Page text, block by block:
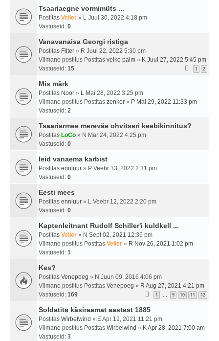
Tsaariaegne vormimüts ...
Postitas Veiler » L Juul 30, 2022 4:18 pm
Vastuseid: 0
Vanavanaisa Georgi ristiga
Postitas Filter » R Juul 22, 2022 5:30 pm
Viimane postitus Postitas veiko palm » K Juul 27, 2022 5:45 pm
Vastuseid: 15 1 2
Mis märk
Postitas Noor » L Mai 28, 2022 3:25 pm
Viimane postitus Postitas zenker » P Mai 29, 2022 11:33 pm
Vastuseid: 2
Tsaariarmee mereväe ohvitseri keebikinnitus?
Postitas LoCo » N Mär 24, 2022 4:25 pm
Vastuseid: 0
leid vanaema karbist
Postitas ennluur » P Veebr 13, 2022 2:31 pm
Vastuseid: 0
Eesti mees
Postitas ennluur » L Veebr 12, 2022 2:20 pm
Vastuseid: 0
Kaptenleitnant Rudolf Schiller'i kuldkell ...
Postitas Veiler » N Sept 02, 2021 12:36 pm
Viimane postitus Postitas Veiler » R Nov 26, 2021 1:02 pm
Vastuseid: 1
Kes?
Postitas Venepoeg » N Juun 09, 2016 4:06 pm
Viimane postitus Postitas Venepoeg » R Aug 27, 2021 4:21 pm
Vastuseid: 169 1 9 10 11 12
Soldatite käsiraamat aastast 1885
Postitas Wirbelwind » E Apr 19, 2021 11:21 pm
Viimane postitus Postitas Wirbelwind » K Apr 28, 2021 7:00 am
Vastuseid: 3